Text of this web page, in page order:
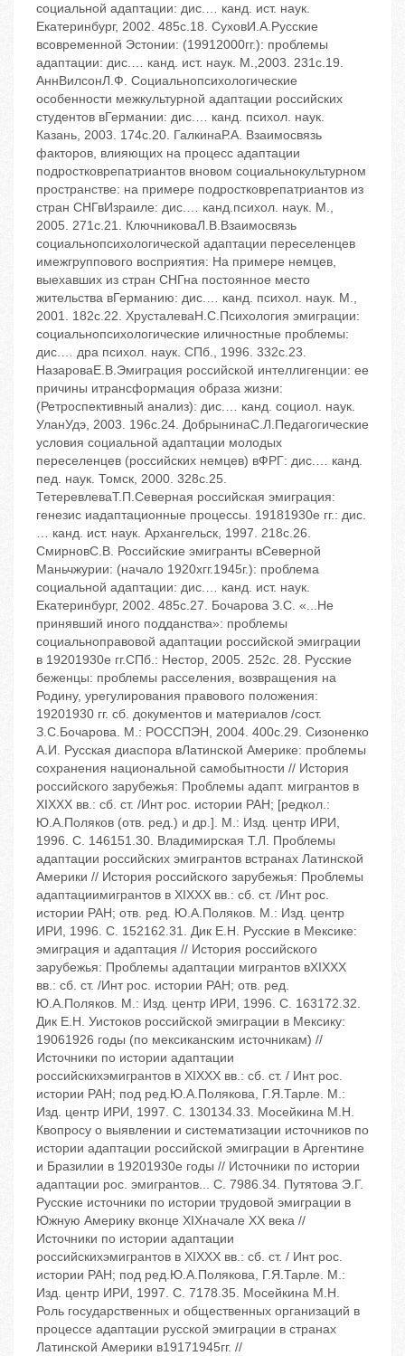
социальной адаптации: диc.… канд. ист. наук.
‬Екатеринбург, 2002. ‬485c.18. СуховИ.А.Русские
всовременной Эстонии: (1991‬2000гг.): проблемы
адаптации: диc.… канд. ист. наук. ‬М.,2003. ‬231c.19.
АннВилсонЛ.Ф. Социальнопсихологические
особенности межкультурной адаптации российских
студентов вГермании: диc.… канд. психол. наук.
‬Казань, 2003. ‬174c.20. ГалкинаР.А. Взаимосвязь
факторов, влияющих на процесс адаптации
подростковрепатриантов вновом социальнокультурном
пространстве: на примере подростковрепатриантов из
стран СНГвИзраиле: диc.… канд.психол. наук. ‬М.,
2005. ‬271c.21. КлючниковаЛ.В.Взаимосвязь
социальнопсихологической адаптации переселенцев
имежгруппового восприятия: На примере немцев,
выехавших из стран СНГна постоянное место
жительства вГерманию: диc.… канд. психол. наук. ‬М.,
2001. ‬182c.22. ХрусталеваН.C.Психология эмиграции:
социальнопсихологические иличностные проблемы:
диc.… дра психол. наук. ‬СПб., 1996. ‬332c.23.
НазароваЕ.В.Эмиграция российской интеллигенции: ее
причины итрансформация образа жизни:
(Ретроспективный анализ): диc.… канд. социол. наук.
‬УланУдэ, 2003. ‬196c.24. ДобрынинаC.Л.Педагогические
условия социальной адаптации молодых
переселенцев (российских немцев) вФРГ: диc.… канд.
пед. наук. ‬Томск, 2000. ‬328c.25.
ТетеревлеваТ.П.Северная российская эмиграция:
генезис иадаптационные процессы. 1918‬1930е гг.: диc.
… канд. ист. наук. ‬Архангельск, 1997. ‬218c.26.
СмирновC.В. Российские эмигранты вСеверной
Маньчжурии: (начало 1920хгг.‬1945г.): проблема
социальной адаптации: диc.… канд. ист. наук.
‬Екатеринбург, 2002. ‬485c.27. Бочарова З.С. «...Не
принявший иного подданства»: проблемы
социальноправовой адаптации российской эмиграции
в 1920‬1930е гг.‬СПб.: Нестор, 2005. ‬252с. 28. Русские
беженцы: проблемы расселения, возвращения на
Родину, урегулирования правового положения:
1920‬1930 гг. сб. документов и материалов /сост.
З.С.Бочарова. ‬М.: РОССПЭН, 2004. ‬400с.29. Сизоненко
А.И. Русская диаспора вЛатинской Америке: проблемы
сохранения национальной самобытности // История
российского зарубежья: Проблемы адапт. мигрантов в
XIX‬XX вв.: сб. ст. /Инт рос. истории РАН; [редкол.:
Ю.А.Поляков (отв. ред.) и др.]. ‬М.: Изд. центр ИРИ,
1996. ‬С. 146‬151.30. Владимирская Т.Л. Проблемы
адаптации российских эмигрантов встранах Латинской
Америки // История российского зарубежья: Проблемы
адаптациимигрантов в XIX‬XX вв.: сб. ст. /Инт рос.
истории РАН; отв. ред. Ю.А.Поляков. ‬М.: Изд. центр
ИРИ, 1996. ‬С. 152‬162.31. Дик Е.Н. Русские в Мексике:
эмиграция и адаптация // История российского
зарубежья: Проблемы адаптации мигрантов вXIX‬XX
вв.: сб. ст. /Инт рос. истории РАН; отв. ред.
Ю.А.Поляков. ‬М.: Изд. центр ИРИ, 1996. ‬С. 163‬172.32.
Дик Е.Н. Уистоков российской эмиграции в Мексику:
1906‬1926 годы (по мексиканским источникам) //
Источники по истории адаптации
российскихэмигрантов в XIX‬XX вв.: сб. ст. / Инт рос.
истории РАН; под ред.Ю.А.Полякова, Г.Я.Тарле. ‬М.:
Изд. центр ИРИ, 1997. ‬С. 130‬134.33. Мосейкина М.Н.
Квопросу о выявлении и систематизации источников по
истории адаптации российской эмиграции в Аргентине
и Бразилии в 1920‬1930е годы // Источники по истории
адаптации рос. эмигрантов... С. 79‬86.34. Путятова Э.Г.
Русские источники по истории трудовой эмиграции в
Южную Америку вконце XIX‬начале XX века //
Источники по истории адаптации
российскихэмигрантов в XIX‬XX вв.: сб. ст. / Инт рос.
истории РАН; под ред.Ю.А.Полякова, Г.Я.Тарле. ‬М.:
Изд. центр ИРИ, 1997. ‬С. 71‬78.35. Мосейкина М.Н.
Роль государственных и общественных организаций в
процессе адаптации русской эмиграции в странах
Латинской Америки в1917‬1945гг. //